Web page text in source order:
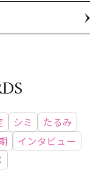
シミ
たるみ
インタビュー